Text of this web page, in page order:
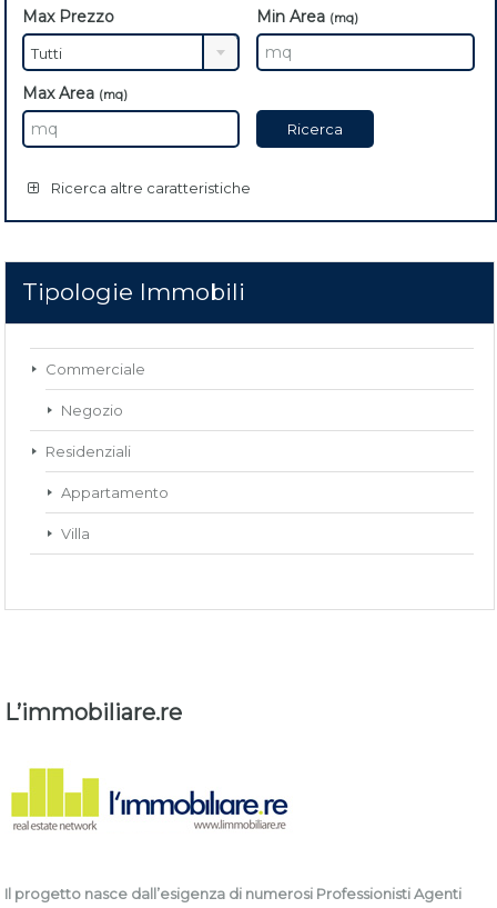
Max Prezzo
Tutti
Min Area (mq)
Max Area (mq)
Ricerca altre caratteristiche
Tipologie Immobili
Commerciale
Negozio
Residenziali
Appartamento
Villa
L’immobiliare.re
Il progetto nasce dall’esigenza di numerosi Professionisti Agenti